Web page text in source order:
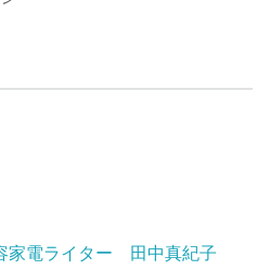
家電ライター 田中真紀子